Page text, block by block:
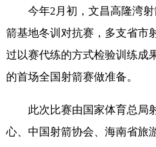
今年2月初，文昌高隆湾射
箭基地冬训对抗赛，多支省市
过以赛代练的方式检验训练成
的首场全国射箭赛做准备。
此次比赛由国家体育总局
心、中国射箭协会、海南省旅